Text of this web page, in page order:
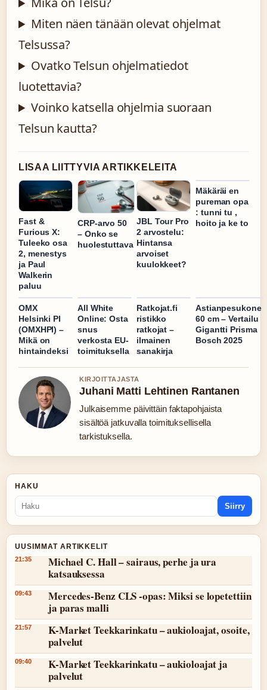
Miten näen tänään olevat ohjelmat
Telsussa?
Ovatko Telsun ohjelmatiedot
luotettavia?
Voinko katsella ohjelmia suoraan
Telsun kautta?
LISAA LIITTYVIA ARTIKKELEITA
Fast &
Furious X:
Tuleeko osa
2, menestys
ja Paul
Walkerin
paluu
CRP-arvo 50
– Onko se
huolestuttava
JBL Tour Pro
2 arvostelu:
Hintansa
arvoiset
kuulokkeet?
Mäkäräi en
pureman opa
: tunni tu ,
hoito ja ke to
OMX
Helsinki PI
(OMXHPI) –
Mikä on
hintaindeksi
All White
Online: Osta
snus
verkosta EU-
toimituksella
Ratkojat.fi
ristikko
ratkojat –
ilmainen
sanakirja
Astianpesukone
60 cm – Vertailu
Gigantti Prisma
Bosch 2025
KIRJOITTAJASTA
Juhani Matti Lehtinen Rantanen
Julkaisemme päivittäin faktapohjaista
sisältöä jatkuvalla toimituksellisella
tarkistuksella.
HAKU
Siirry
UUSIMMAT ARTIKKELIT
21:35
Michael C. Hall – sairaus, perhe ja ura
katsauksessa
09:43
Mercedes-Benz CLS -opas: Miksi se lopetettiin
ja paras malli
21:57
K-Market Teekkarinkatu – aukioloajat, osoite,
palvelut
09:40
K-Market Teekkarinkatu – aukioloajat ja
palvelut